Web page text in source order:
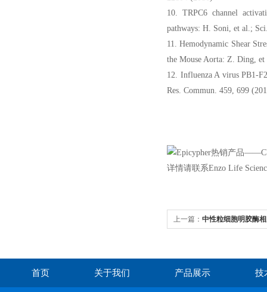
10. TRPC6 channel
pathways: H. Soni, et al.;
11. Hemodynamic Shear
the Mouse Aorta: Z. Ding,
12. Influenza A virus PB1-
Res. Commun. 459, 699
详情请联系Enzo Life
上一篇： 中性粒细胞明胶酶
首页 关于我们 产品展示 技